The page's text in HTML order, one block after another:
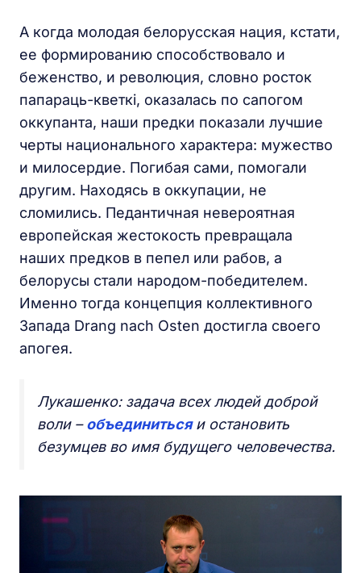
А когда молодая белорусская нация, кстати,
ее формированию способствовало и
беженство, и революция, словно росток
папараць-кветкі, оказалась по сапогом
оккупанта, наши предки показали лучшие
черты национального характера: мужество
и милосердие. Погибая сами, помогали
другим. Находясь в оккупации, не
сломились. Педантичная невероятная
европейская жестокость превращала
наших предков в пепел или рабов, а
белорусы стали народом-победителем.
Именно тогда концепция коллективного
Запада Drang nach Osten достигла своего
апогея.
Лукашенко: задача всех людей доброй
воли –объединитьсяи остановить
безумцев во имя будущего человечества.